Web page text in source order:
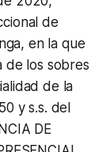
de
en la que
de los sobres
de la
y s.s. del
DE